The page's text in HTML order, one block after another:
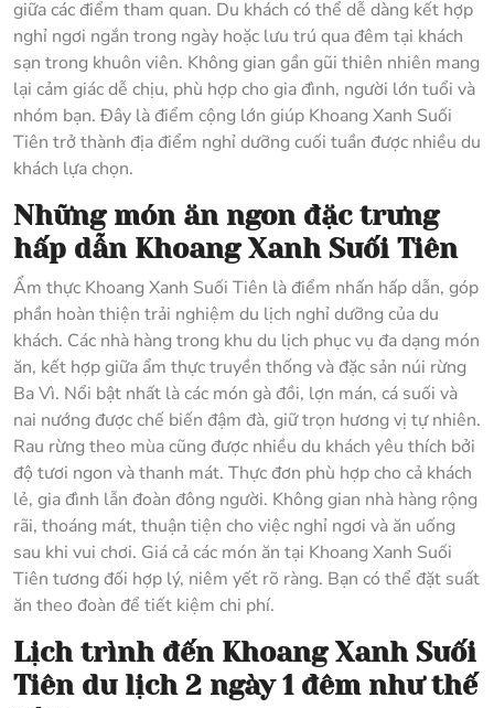
giữa các điểm tham quan. Du khách có thể dễ dàng kết hợp
nghỉ ngơi ngắn trong ngày hoặc lưu trú qua đêm tại khách
sạn trong khuôn viên. Không gian gần gũi thiên nhiên mang
lại cảm giác dễ chịu, phù hợp cho gia đình, người lớn tuổi và
nhóm bạn. Đây là điểm cộng lớn giúp Khoang Xanh Suối
Tiên trở thành địa điểm nghỉ dưỡng cuối tuần được nhiều du
khách lựa chọn.
Những món ăn ngon đặc trưng
hấp dẫn Khoang Xanh Suối Tiên
Ẩm thực Khoang Xanh Suối Tiên là điểm nhấn hấp dẫn, góp
phần hoàn thiện trải nghiệm du lịch nghỉ dưỡng của du
khách. Các nhà hàng trong khu du lịch phục vụ đa dạng món
ăn, kết hợp giữa ẩm thực truyền thống và đặc sản núi rừng
Ba Vì. Nổi bật nhất là các món gà đồi, lợn mán, cá suối và
nai nướng được chế biến đậm đà, giữ trọn hương vị tự nhiên.
Rau rừng theo mùa cũng được nhiều du khách yêu thích bởi
độ tươi ngon và thanh mát. Thực đơn phù hợp cho cả khách
lẻ, gia đình lẫn đoàn đông người. Không gian nhà hàng rộng
rãi, thoáng mát, thuận tiện cho việc nghỉ ngơi và ăn uống
sau khi vui chơi. Giá cả các món ăn tại Khoang Xanh Suối
Tiên tương đối hợp lý, niêm yết rõ ràng. Bạn có thể đặt suất
ăn theo đoàn để tiết kiệm chi phí.
Lịch trình đến Khoang Xanh Suối
Tiên du lịch 2 ngày 1 đêm như thế